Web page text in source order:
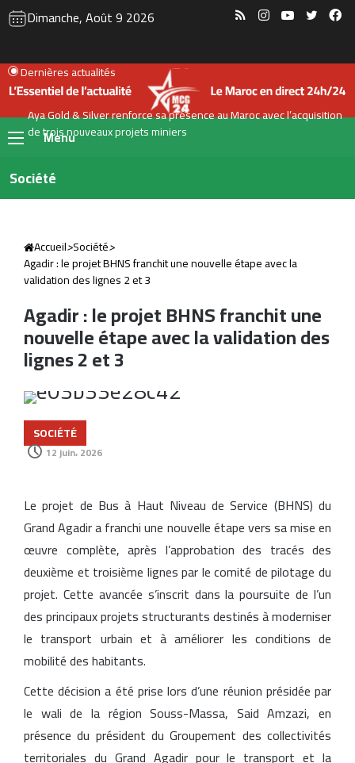
Dimanche, Août 9 2026 RSS InstagramYouTube
Dernières actualités
Aya Gold & Silver renforce sa présence au Maroc avec l’acquisition
de trois nouveaux projets miniers
Menu
Société
Accueil>Société>
Agadir : le projet BHNS franchit une nouvelle étape avec la
validation des lignes 2 et 3
Agadir : le projet BHNS franchit une
nouvelle étape avec la validation des
lignes 2 et 3
SOCIÉTÉ
12 juin، 2026
Le projet de Bus à Haut Niveau de Service (BHNS) du
Grand Agadir a franchi une nouvelle étape vers sa mise en
œuvre complète, après l’approbation des tracés des
deuxième et troisième lignes par le comité de pilotage du
projet. Cette avancée s’inscrit dans la poursuite de l’un
des principaux projets structurants destinés à moderniser
le transport urbain et à améliorer les conditions de
mobilité des habitants.
Cette décision a été prise lors d’une réunion présidée par
le wali de la régionSouss-Massa, Said Amzazi, en
présence du président du Groupement des collectivités
territoriales du Grand Agadir pour le transport et la